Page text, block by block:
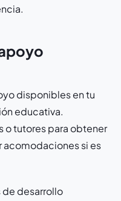
disponibles en tu
educativa.
o tutores para obtener
si es
desarrollo